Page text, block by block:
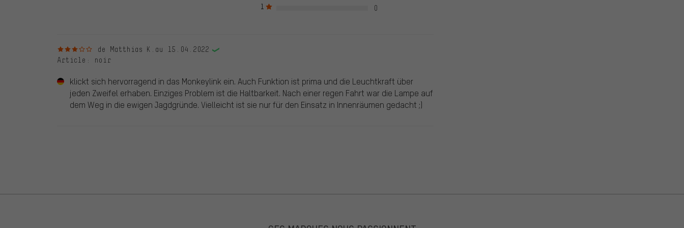
d'une coche verte. Nous publions toutes les évaluations remises en bonne et due forme.
1
0
3 sur 5 étoilesde Matthias K. au 15.04.2022
Article : noir
klickt sich hervorragend in das Monkeylink ein. Auch Funktion ist prima und die Leuchtkraft über
jeden Zweifel erhaben. Einziges Problem ist die Haltbarkeit. Nach einer regen Fahrt war die Lampe auf
dem Weg in die ewigen Jagdgründe. Vielleicht ist sie nur für den Einsatz in Innenräumen gedacht ;)